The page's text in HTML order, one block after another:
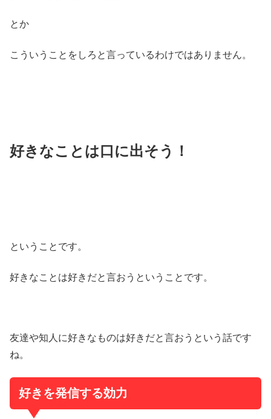
とか
こういうことをしろと言っているわけではありません。
好きなことは口に出そう！
ということです。
好きなことは好きだと言おうということです。
友達や知人に好きなものは好きだと言おうという話です
ね。
好きを発信する効力